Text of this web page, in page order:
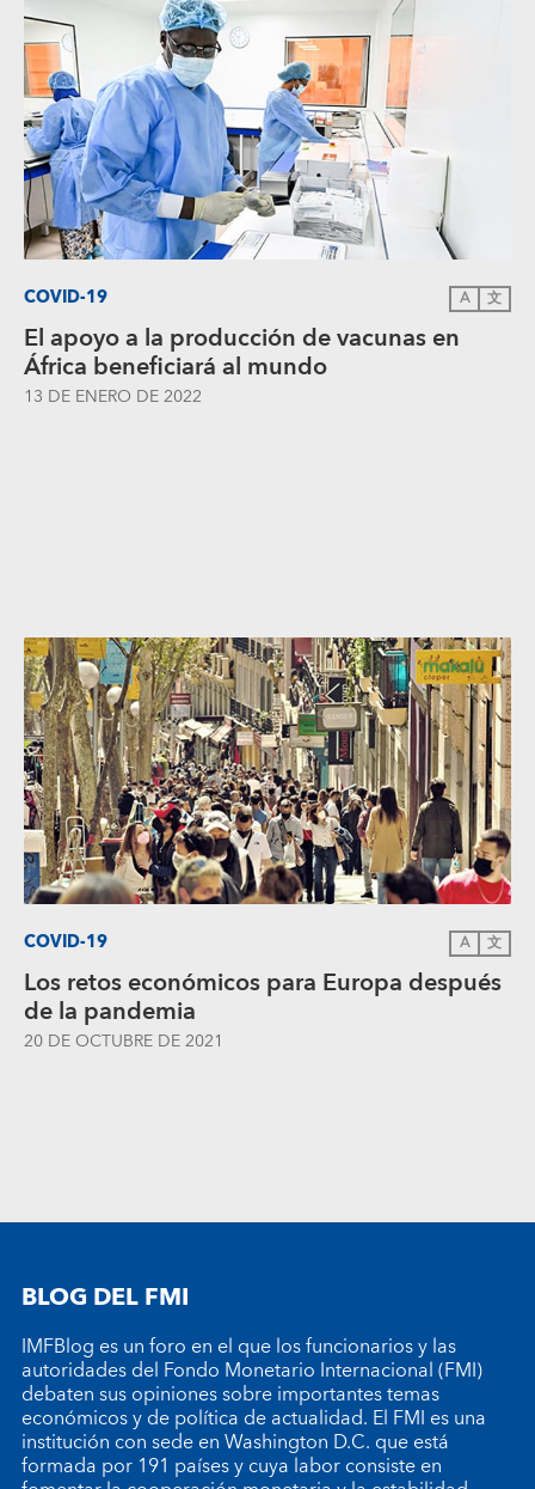
COVID-19 A 文
El apoyo a la producción de vacunas en
África beneficiará al mundo
13 DE ENERO DE 2022
COVID-19 A 文
Los retos económicos para Europa después
de la pandemia
20 DE OCTUBRE DE 2021
BLOG DEL FMI
IMFBlog es un foro en el que los funcionarios y las
autoridades del Fondo Monetario Internacional (FMI)
debaten sus opiniones sobre importantes temas
económicos y de política de actualidad. El FMI es una
institución con sede en Washington D.C. que está
formada por 191 países y cuya labor consiste en